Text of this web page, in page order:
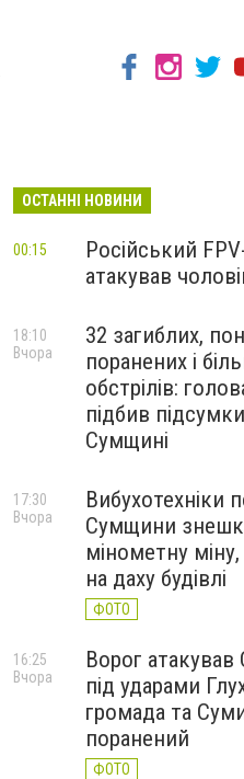
ОСТАННІ НОВИНИ
Російський
атакував
00:15
32 загиблих,
поранених і
обстрілів:
підбив
Сумщині
18:10
Вчора
Вибухотехніки
Сумщини
мінометну
на даху будівлі
ФОТО
17:30
Вчора
Ворог
під ударами
громада та
поранений
ФОТО
16:25
Вчора